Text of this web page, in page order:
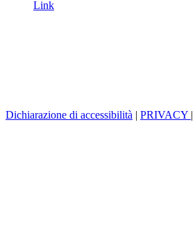
Link
Dichiarazione di accessibilità | PRIVACY |